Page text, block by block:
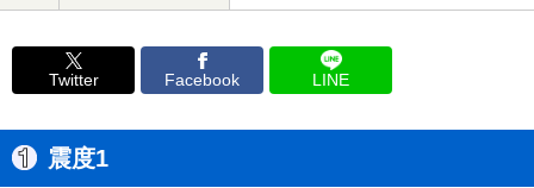
Twitter Facebook LINE
震度1